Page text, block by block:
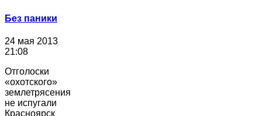
Без паники
24 мая 2013
21:08
Отголоски
«охотского»
землетрясения
не испугали
Красноярск